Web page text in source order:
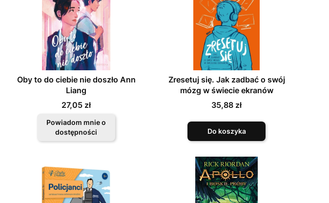
Oby to do ciebie nie doszło Ann
Liang
Cena
27,05 zł
Powiadom mnie o
dostępności
Zresetuj się. Jak zadbać o swój
mózg w świecie ekranów
Cena
35,88 zł
Do koszyka